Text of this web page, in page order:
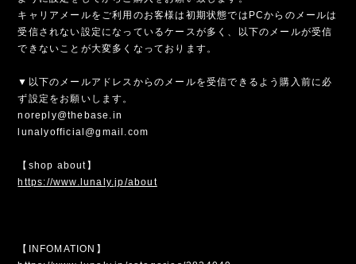
キャリアメールをご利用のお客様は初期状態ではPCからのメールは
受信されない設定になっているケースが多く、以下のメールが受信
できないことが大変多くなっております。
▼以下のメールアドレスからのメールを受信できるよう購入前に必
ず設定をお願いします。
noreply@thebase.in
lunalyofficial@gmail.com
【shop about】
https://www.lunaly.jp/about
【INFOMATION】